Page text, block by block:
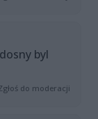
byl
do moderacji